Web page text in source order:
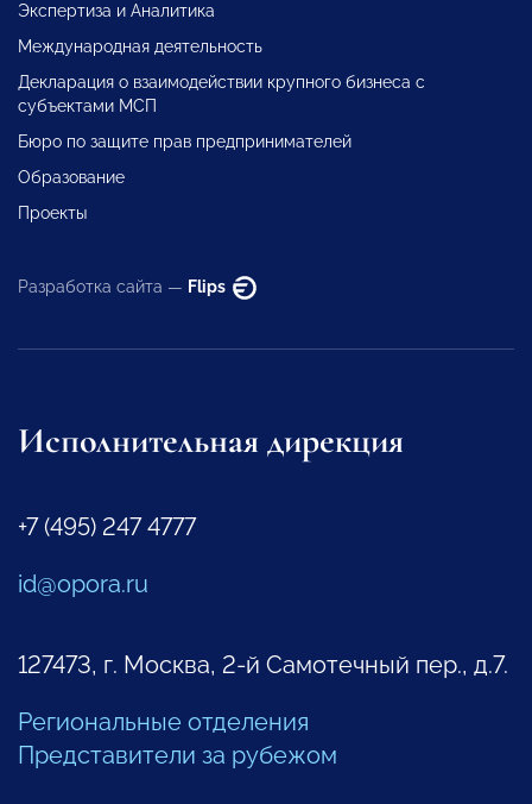
Экспертиза и Аналитика
Международная деятельность
Декларация о взаимодействии крупного бизнеса с
субъектами МСП
Бюро по защите прав предпринимателей
Образование
Проекты
Разработка сайта — Flips
Исполнительная дирекция
+7 (495) 247 4777
id@opora.ru
127473, г. Москва, 2-й Самотечный пер., д.7.
Региональные отделения
Представители за рубежом